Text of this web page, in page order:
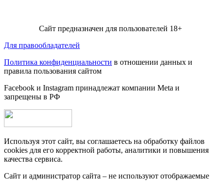
Сайт предназначен для пользователей 18+
Для правообладателей
Политика конфиденциальности в отношении данных и
правила пользования сайтом
Facebook и Instagram принадлежат компании Metа и
запрещены в РФ
Используя этот сайт, вы соглашаетесь на обработку файлов
cookies для его корректной работы, аналитики и повышения
качества сервиса.
Сайт и администратор сайта – не используют отображаемые